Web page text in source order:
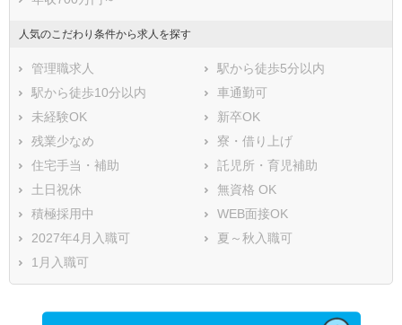
人気のこだわり条件から求人を探す
管理職求人
駅から徒歩5分以内
駅から徒歩10分以内
車通勤可
未経験OK
新卒OK
残業少なめ
寮・借り上げ
住宅手当・補助
託児所・育児補助
土日祝休
無資格 OK
積極採用中
WEB面接OK
2027年4月入職可
夏～秋入職可
1月入職可